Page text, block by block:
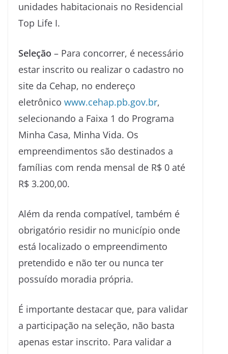
unidades habitacionais no Residencial
Top Life I.
Seleção – Para concorrer, é necessário
estar inscrito ou realizar o cadastro no
site da Cehap, no endereço
eletrônico www.cehap.pb.gov.br,
selecionando a Faixa 1 do Programa
Minha Casa, Minha Vida. Os
empreendimentos são destinados a
famílias com renda mensal de R$ 0 até
R$ 3.200,00.
Além da renda compatível, também é
obrigatório residir no município onde
está localizado o empreendimento
pretendido e não ter ou nunca ter
possuído moradia própria.
É importante destacar que, para validar
a participação na seleção, não basta
apenas estar inscrito. Para validar a